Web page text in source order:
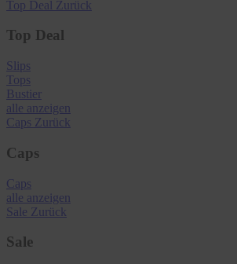
Top Deal Zurück
Top Deal
Slips
Tops
Bustier
alle anzeigen
Caps Zurück
Caps
Caps
alle anzeigen
Sale Zurück
Sale